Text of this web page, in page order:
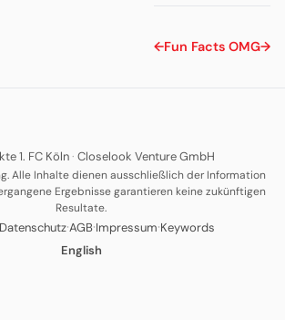
←Fun Facts OMG→
1. FC Köln· Closelook Venture GmbH
Alle Inhalte dienen ausschließlich der Information
Ergebnisse garantieren keine zukünftigen
Resultate.
Datenschutz·AGB·Impressum·Keywords
English